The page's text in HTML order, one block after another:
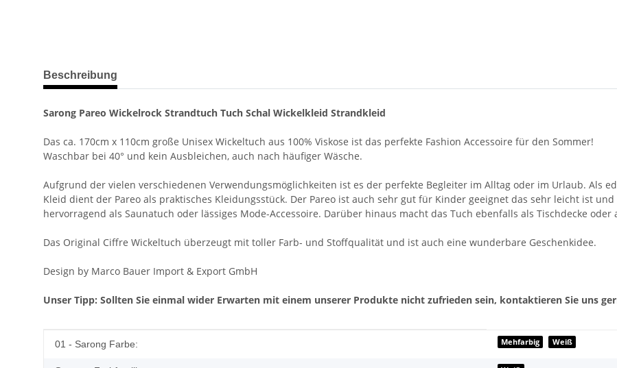
weitere Registerkarten anzeigen
Beschreibung
Sarong Pareo Wickelrock Strandtuch Tuch Schal Wickelkleid Strandkleid
Das ca. 170cm x 110cm große Unisex Wickeltuch aus 100% Viskose ist das perfekte Fashion Accessoire für den Sommer!
Waschbar bei 40° und kein Ausbleichen, auch nach häufiger Wäsche.
Aufgrund der vielen verschiedenen Verwendungsmöglichkeiten ist es der perfekte Begleiter im Alltag oder im Urlaub. Als
Kleid dient der Pareo als praktisches Kleidungsstück. Der Pareo ist auch sehr gut für Kinder geeignet das sehr leicht ist
hervorragend als Saunatuch oder lässiges Mode-Accessoire. Darüber hinaus macht das Tuch ebenfalls als Tischdecke
Das Original Ciffre Wickeltuch überzeugt mit toller Farb- und Stoffqualität und ist auch eine wunderbare Geschenkidee.
Design by Marco Bauer Import & Export GmbH
Unser Tipp: Sollten Sie einmal wider Erwarten mit einem unserer Produkte nicht zufrieden sein, kontaktieren Sie uns
Produkteigenschaft
Wert
01 - Sarong Farbe: Mehfarbig Weiß